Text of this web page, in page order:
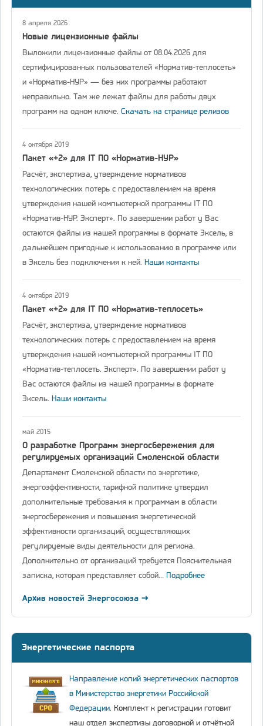
8 апреля 2026
Новые лицензионные файлы
Выложили лицензионные файлы от 08.04.2026 для
сертифицированных пользователей «Норматив-теплосеть»
и «Норматив-НУР» — без них программы работают
неправильно. Там же лежат файлы для работы двух
программ на одном ключе. Скачать на странице релизов
4 октября 2019
Пакет «+2» для IT ПО «Норматив-НУР»
Расчёт, экспертиза, утверждение нормативов
технологических потерь с предоставлением на время
утверждения нашей компьютерной программы IT ПО
«Норматив-НУР. Эксперт». По завершении работ у Вас
остаются файлы из нашей программы в формате Эксель, в
дальнейшем пригодные к использованию в программе или
в Эксель без подключения к ней. Наши контакты
4 октября 2019
Пакет «+2» для IT ПО «Норматив-теплосеть»
Расчёт, экспертиза, утверждение нормативов
технологических потерь с предоставлением на время
утверждения нашей компьютерной программы IT ПО
«Норматив-теплосеть. Эксперт». По завершении работ у
Вас остаются файлы из нашей программы в формате
Эксель. Наши контакты
май 2015
О разработке Программ энергосбережения для
регулируемых организаций Смоленской области
Департамент Смоленской области по энергетике,
энергоэффективности, тарифной политике утвердил
дополнительные требования к программам в области
энергосбережения и повышения энергетической
эффективности организаций, осуществляющих
регулируемые виды деятельности для региона.
Дополнительно от организаций требуется Пояснительная
записка, которая представляет собой… Подробнее
Архив новостей Энергосоюза →
Энергетические паспорта
Направление копий энергетических паспортов
в Министерство энергетики Российской
Федерации. Комплект к регистрации готовит
наш отдел экспертизы договорной и отчётной